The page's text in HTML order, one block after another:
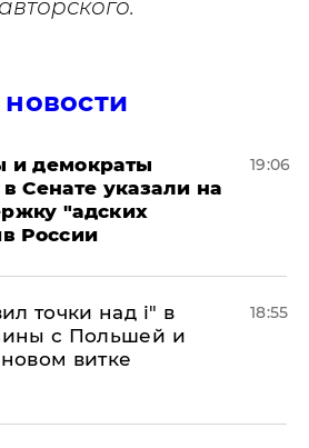
и демократы
Сенате указали на
"адских
России
19:06
точки над і" в
с Польшей и
витке
18:55